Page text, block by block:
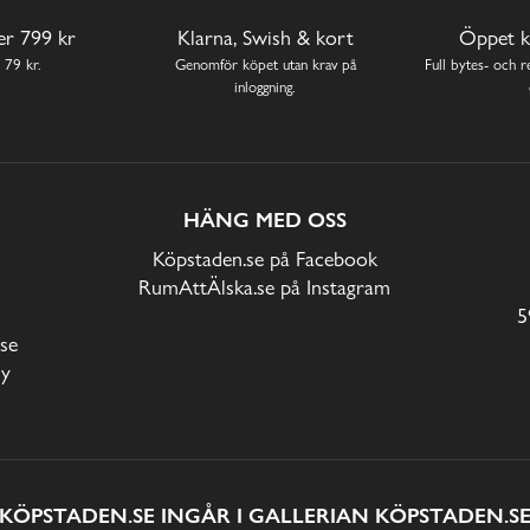
799 kr
79 kr.
Klarna, Swish & kort
Genomför köpet utan krav på
inloggning.
Öppet
Full bytes- och
HÄNG MED OSS
Köpstaden.se på Facebook
RumAttÄlska.se på Instagram
KÖPSTADEN.SE INGÅR I GALLERIAN KÖPSTADEN.SE